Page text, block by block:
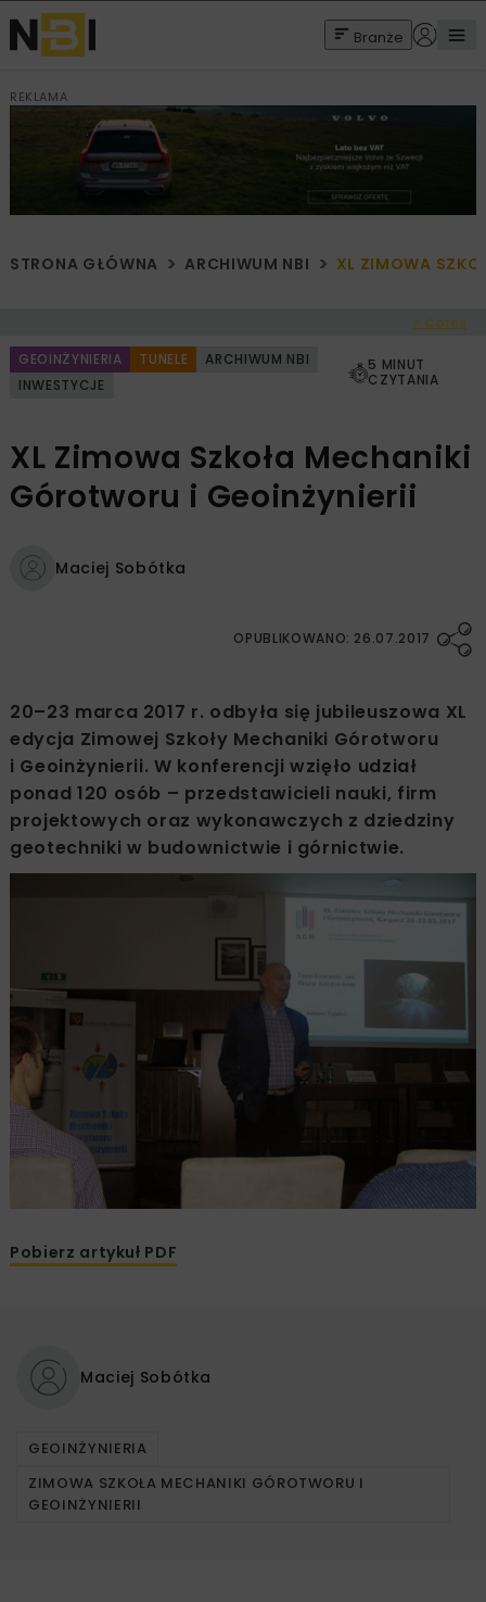
Branże
REKLAMA
STRONA GŁÓWNA ARCHIWUM NBI XL ZIMOWA
< Cofnij
GEOINŻYNIERIA TUNELE
ARCHIWUM NBI
INWESTYCJE
5 MINUT
CZYTANIA
XL Zimowa Szkoła Mechaniki
Górotworu i Geoinżynierii
Maciej Sobótka
OPUBLIKOWANO: 26.07.2017
20–23 marca 2017 r. odbyła się jubileuszowa XL
edycja Zimowej Szkoły Mechaniki Górotworu
i Geoinżynierii. W konferencji wzięło udział
ponad 120 osób – przedstawicieli nauki, firm
projektowych oraz wykonawczych z dziedziny
geotechniki w budownictwie i górnictwie.
Pobierz artykuł PDF
Maciej Sobótka
GEOINŻYNIERIA
ZIMOWA SZKOŁA MECHANIKI GÓROTWORU I
GEOINŻYNIERII